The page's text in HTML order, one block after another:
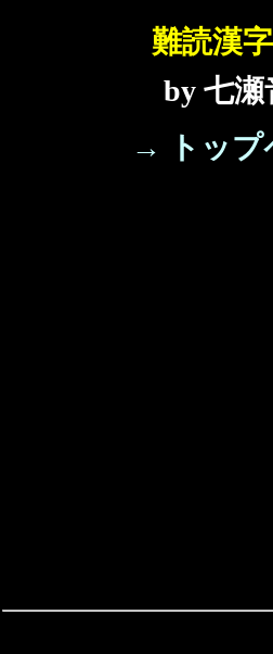
難読漢
by 七瀬
→ トップ